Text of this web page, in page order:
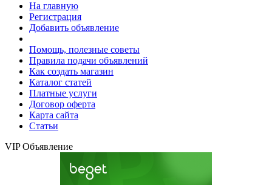
На главную
Регистрация
Добавить объявление
Помощь, полезные советы
Правила подачи объявлений
Как создать магазин
Каталог статей
Платные услуги
Договор оферта
Карта сайта
Статьи
VIP Объявление